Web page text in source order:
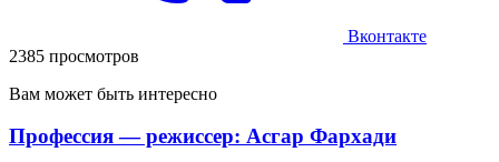
Вконтакте
2385 просмотров
Вам может быть интересно
Профессия — режиссер: Асгар Фархади